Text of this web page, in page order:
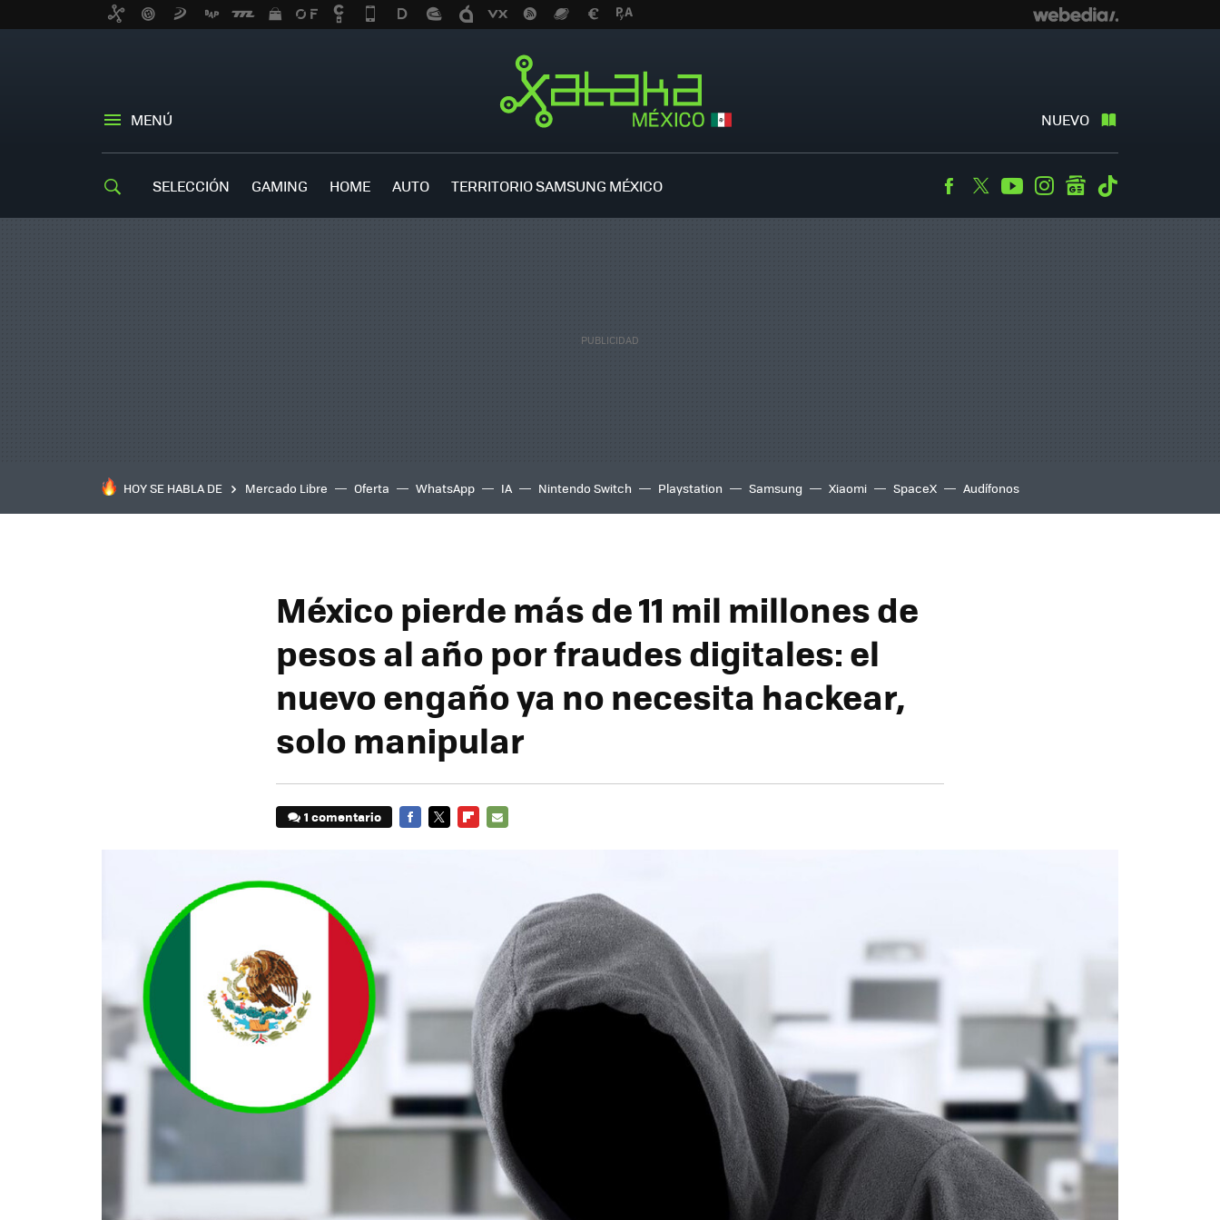
MENÚ NUEVO
SELECCIÓN GAMING HOME AUTO TERRITORIO SAMSUNG MÉXICO Facebook
TwitterYoutubeInstagramgooglenews
HOY SE HABLA DE Mercado Libre Oferta WhatsApp IA Nintendo Switch Playstation Samsung Xiaomi SpaceX Audífonos
México pierde más de 11 mil millones de
pesos al año por fraudes digitales: el
nuevo engaño ya no necesita hackear,
solo manipular
1 comentario